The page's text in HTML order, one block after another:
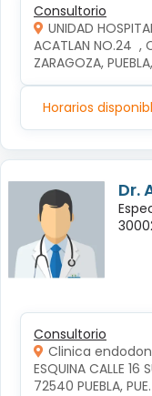
Consultorio
UNIDAD
ACATLAN NO.24  ,
ZARAGOZA,
Horarios
Dr.
Consultorio
Clinica
ESQUINA CALLE 16
72540 PUEBLA, PUE.